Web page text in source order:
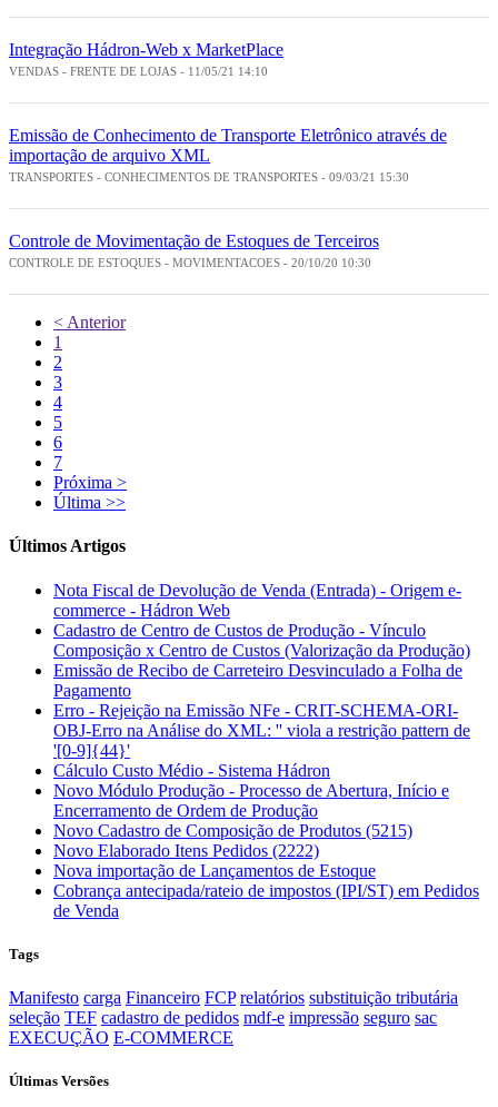
Integração Hádron-Web x MarketPlace
VENDAS - FRENTE DE LOJAS - 11/05/21 14:10
Emissão de Conhecimento de Transporte Eletrônico através de
importação de arquivo XML
TRANSPORTES - CONHECIMENTOS DE TRANSPORTES - 09/03/21 15:30
Controle de Movimentação de Estoques de Terceiros
CONTROLE DE ESTOQUES - MOVIMENTACOES - 20/10/20 10:30
< Anterior
1
2
3
4
5
6
7
Próxima >
Última >>
Últimos Artigos
Nota Fiscal de Devolução de Venda (Entrada) - Origem e-
commerce - Hádron Web
Cadastro de Centro de Custos de Produção - Vínculo
Composição x Centro de Custos (Valorização da Produção)
Emissão de Recibo de Carreteiro Desvinculado a Folha de
Pagamento
Erro - Rejeição na Emissão NFe - CRIT-SCHEMA-ORI-
OBJ-Erro na Análise do XML: '' viola a restrição pattern de
'[0-9]{44}'
Cálculo Custo Médio - Sistema Hádron
Novo Módulo Produção - Processo de Abertura, Início e
Encerramento de Ordem de Produção
Novo Cadastro de Composição de Produtos (5215)
Novo Elaborado Itens Pedidos (2222)
Nova importação de Lançamentos de Estoque
Cobrança antecipada/rateio de impostos (IPI/ST) em Pedidos
de Venda
Tags
Manifesto carga Financeiro FCP relatórios substituição tributária
seleção TEF cadastro de pedidos mdf-e impressão seguro sac
EXECUÇÃO E-COMMERCE
Últimas Versões